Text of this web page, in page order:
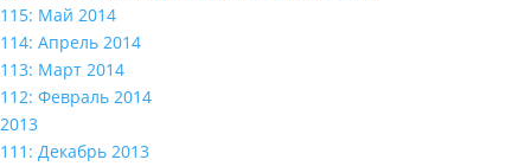
115: Май 2014
114: Апрель 2014
113: Март 2014
112: Февраль 2014
2013
111: Декабрь 2013